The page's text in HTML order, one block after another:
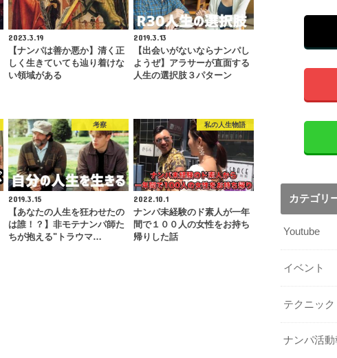
2023.3.19
【ナンパは善か悪か】清く正
しく生きていても辿り着けな
い領域がある
2019.3.13
【出会いがないならナンパし
ようぜ】アラサーが直面する
人生の選択肢３パターン
考察
2019.3.15
【あなたの人生を狂わせたの
は誰！？】非モテナンパ師た
ちが抱える"トラウマ…
私の人生物語
2022.10.1
ナンパ未経験のド素人が一年
間で１００人の女性をお持ち
帰りした話
カテゴリ
Youtube
イベント
テクニック
ナンパ活